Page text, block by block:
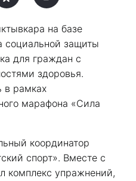
на базе
социальной защиты
для граждан с
здоровья.
в рамках
марафона «Сила
координатор
спорт». Вместе с
комплекс упражнений,